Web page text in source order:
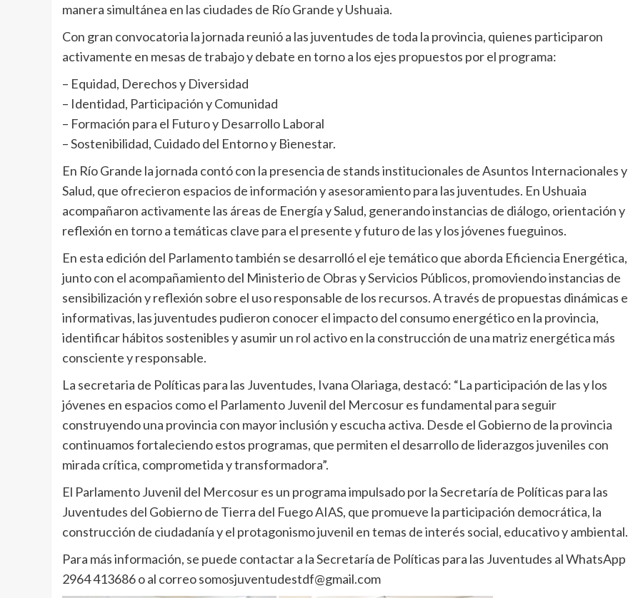
manera simultánea en las ciudades de Río Grande y Ushuaia.
Con gran convocatoria la jornada reunió a las juventudes de toda la provincia, quienes participaron
activamente en mesas de trabajo y debate en torno a los ejes propuestos por el programa:
– Equidad, Derechos y Diversidad
– Identidad, Participación y Comunidad
– Formación para el Futuro y Desarrollo Laboral
– Sostenibilidad, Cuidado del Entorno y Bienestar.
En Río Grande la jornada contó con la presencia de stands institucionales de Asuntos Internacionales y
Salud, que ofrecieron espacios de información y asesoramiento para las juventudes. En Ushuaia
acompañaron activamente las áreas de Energía y Salud, generando instancias de diálogo, orientación y
reflexión en torno a temáticas clave para el presente y futuro de las y los jóvenes fueguinos.
En esta edición del Parlamento también se desarrolló el eje temático que aborda Eficiencia Energética,
junto con el acompañamiento del Ministerio de Obras y Servicios Públicos, promoviendo instancias de
sensibilización y reflexión sobre el uso responsable de los recursos. A través de propuestas dinámicas e
informativas, las juventudes pudieron conocer el impacto del consumo energético en la provincia,
identificar hábitos sostenibles y asumir un rol activo en la construcción de una matriz energética más
consciente y responsable.
La secretaria de Políticas para las Juventudes, Ivana Olariaga, destacó: “La participación de las y los
jóvenes en espacios como el Parlamento Juvenil del Mercosur es fundamental para seguir
construyendo una provincia con mayor inclusión y escucha activa. Desde el Gobierno de la provincia
continuamos fortaleciendo estos programas, que permiten el desarrollo de liderazgos juveniles con
mirada crítica, comprometida y transformadora”.
El Parlamento Juvenil del Mercosur es un programa impulsado por la Secretaría de Políticas para las
Juventudes del Gobierno de Tierra del Fuego AIAS, que promueve la participación democrática, la
construcción de ciudadanía y el protagonismo juvenil en temas de interés social, educativo y ambiental.
Para más información, se puede contactar a la Secretaría de Políticas para las Juventudes al WhatsApp
2964 413686 o al correo somosjuventudestdf@gmail.com